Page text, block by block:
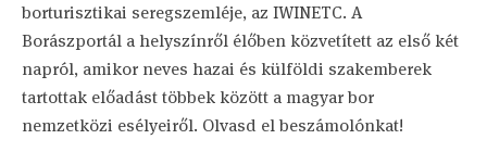
borturisztikai seregszemléje, az IWINETC. A
Borászportál a helyszínről élőben közvetített az első két
napról, amikor neves hazai és külföldi szakemberek
tartottak előadást többek között a magyar bor
nemzetközi esélyeiről. Olvasd el beszámolónkat!